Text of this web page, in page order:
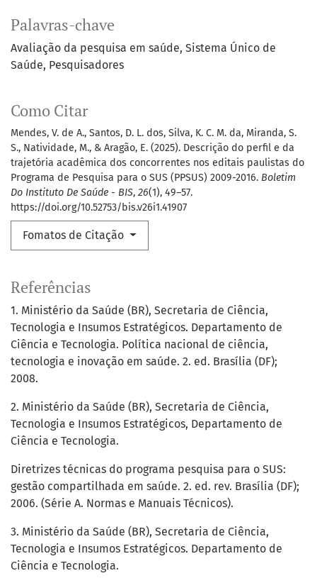
Palavras-chave
Avaliação da pesquisa em saúde Sistema Único de
Saúde Pesquisadores
Como Citar
Mendes, V. de A., Santos, D. L. dos, Silva, K. C. M. da, Miranda, S.
S., Natividade, M., & Aragão, E. (2025). Descrição do perfil e da
trajetória acadêmica dos concorrentes nos editais paulistas do
Programa de Pesquisa para o SUS (PPSUS) 2009-2016. Boletim
Do Instituto De Saúde - BIS, 26(1), 49–57.
https://doi.org/10.52753/bis.v26i1.41907
Fomatos de Citação
Referências
1. Ministério da Saúde (BR), Secretaria de Ciência,
Tecnologia e Insumos Estratégicos. Departamento de
Ciência e Tecnologia. Política nacional de ciência,
tecnologia e inovação em saúde. 2. ed. Brasília (DF);
2008.
2. Ministério da Saúde (BR), Secretaria de Ciência,
Tecnologia e Insumos Estratégicos, Departamento de
Ciência e Tecnologia.
Diretrizes técnicas do programa pesquisa para o SUS:
gestão compartilhada em saúde. 2. ed. rev. Brasília (DF);
2006. (Série A. Normas e Manuais Técnicos).
3. Ministério da Saúde (BR), Secretaria de Ciência,
Tecnologia e Insumos Estratégicos. Departamento de
Ciência e Tecnologia.